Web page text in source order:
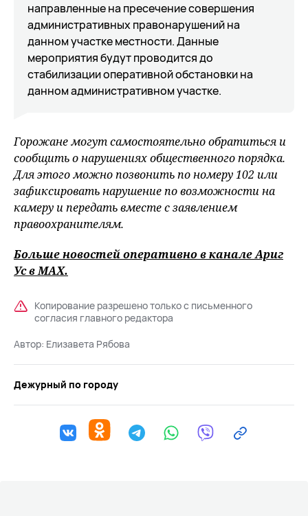
направленные на пресечение совершения
административных правонарушений на
данном участке местности. Данные
мероприятия будут проводится до
стабилизации оперативной обстановки на
данном административном участке.
Горожане могут самостоятельно обратиться и
сообщить о нарушениях общественного порядка.
Для этого можно позвонить по номеру 102 или
зафиксировать нарушение по возможности на
камеру и передать вместе с заявлением
правоохранителям.
Больше новостей оперативно в канале Ариг
Ус вMAХ.
Копирование разрешено только с письменного
согласия главного редактора
Автор: Елизавета Рябова
Дежурный по городу